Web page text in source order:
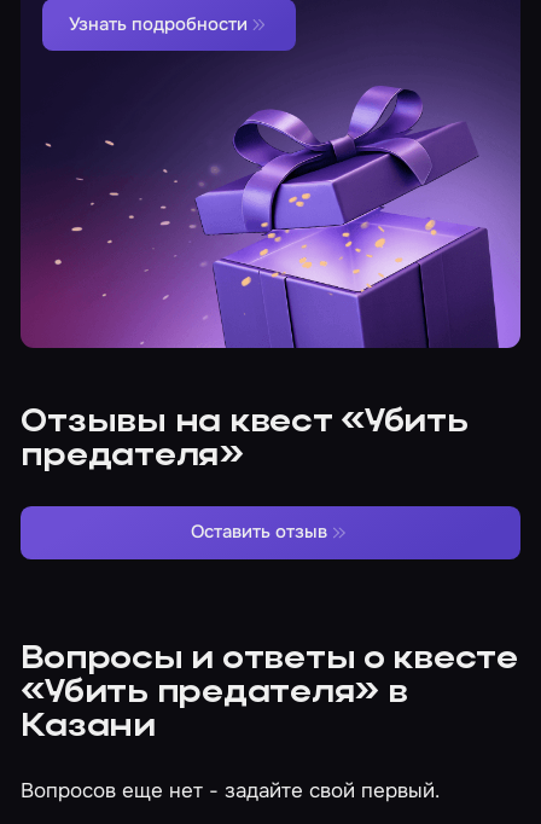
Узнать подробности
Отзывы на квест «Убить
предателя»
Оставить отзыв
Вопросы и ответы о квесте
«Убить предателя» в
Казани
Вопросов еще нет - задайте свой первый.